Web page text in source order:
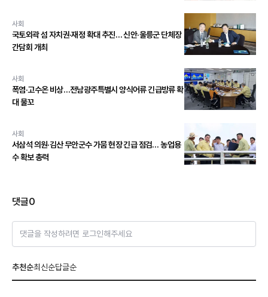
사회
국토외곽 섬 자치권·재정 확대 추진… 신안·울릉군 단체장
간담회 개최
사회
폭염·고수온 비상…전남광주특별시 양식어류 긴급방류 확
대 물꼬
사회
서삼석 의원·김산 무안군수 가뭄 현장 긴급 점검… 농업용
수 확보 총력
댓글0
댓글을 작성하려면 로그인해주세요
추천순최신순답글순